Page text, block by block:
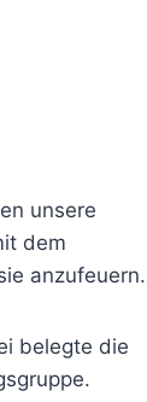
unsere
dem
anzufeuern.
belegte die